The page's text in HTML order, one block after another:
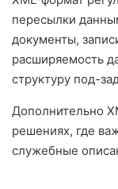
пересылки
документы,
расширяемость
структуру под-
Дополнительно
решениях, где
служебные